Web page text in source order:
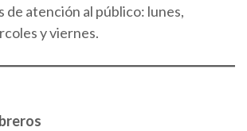
de atención al público: lunes,
y viernes.